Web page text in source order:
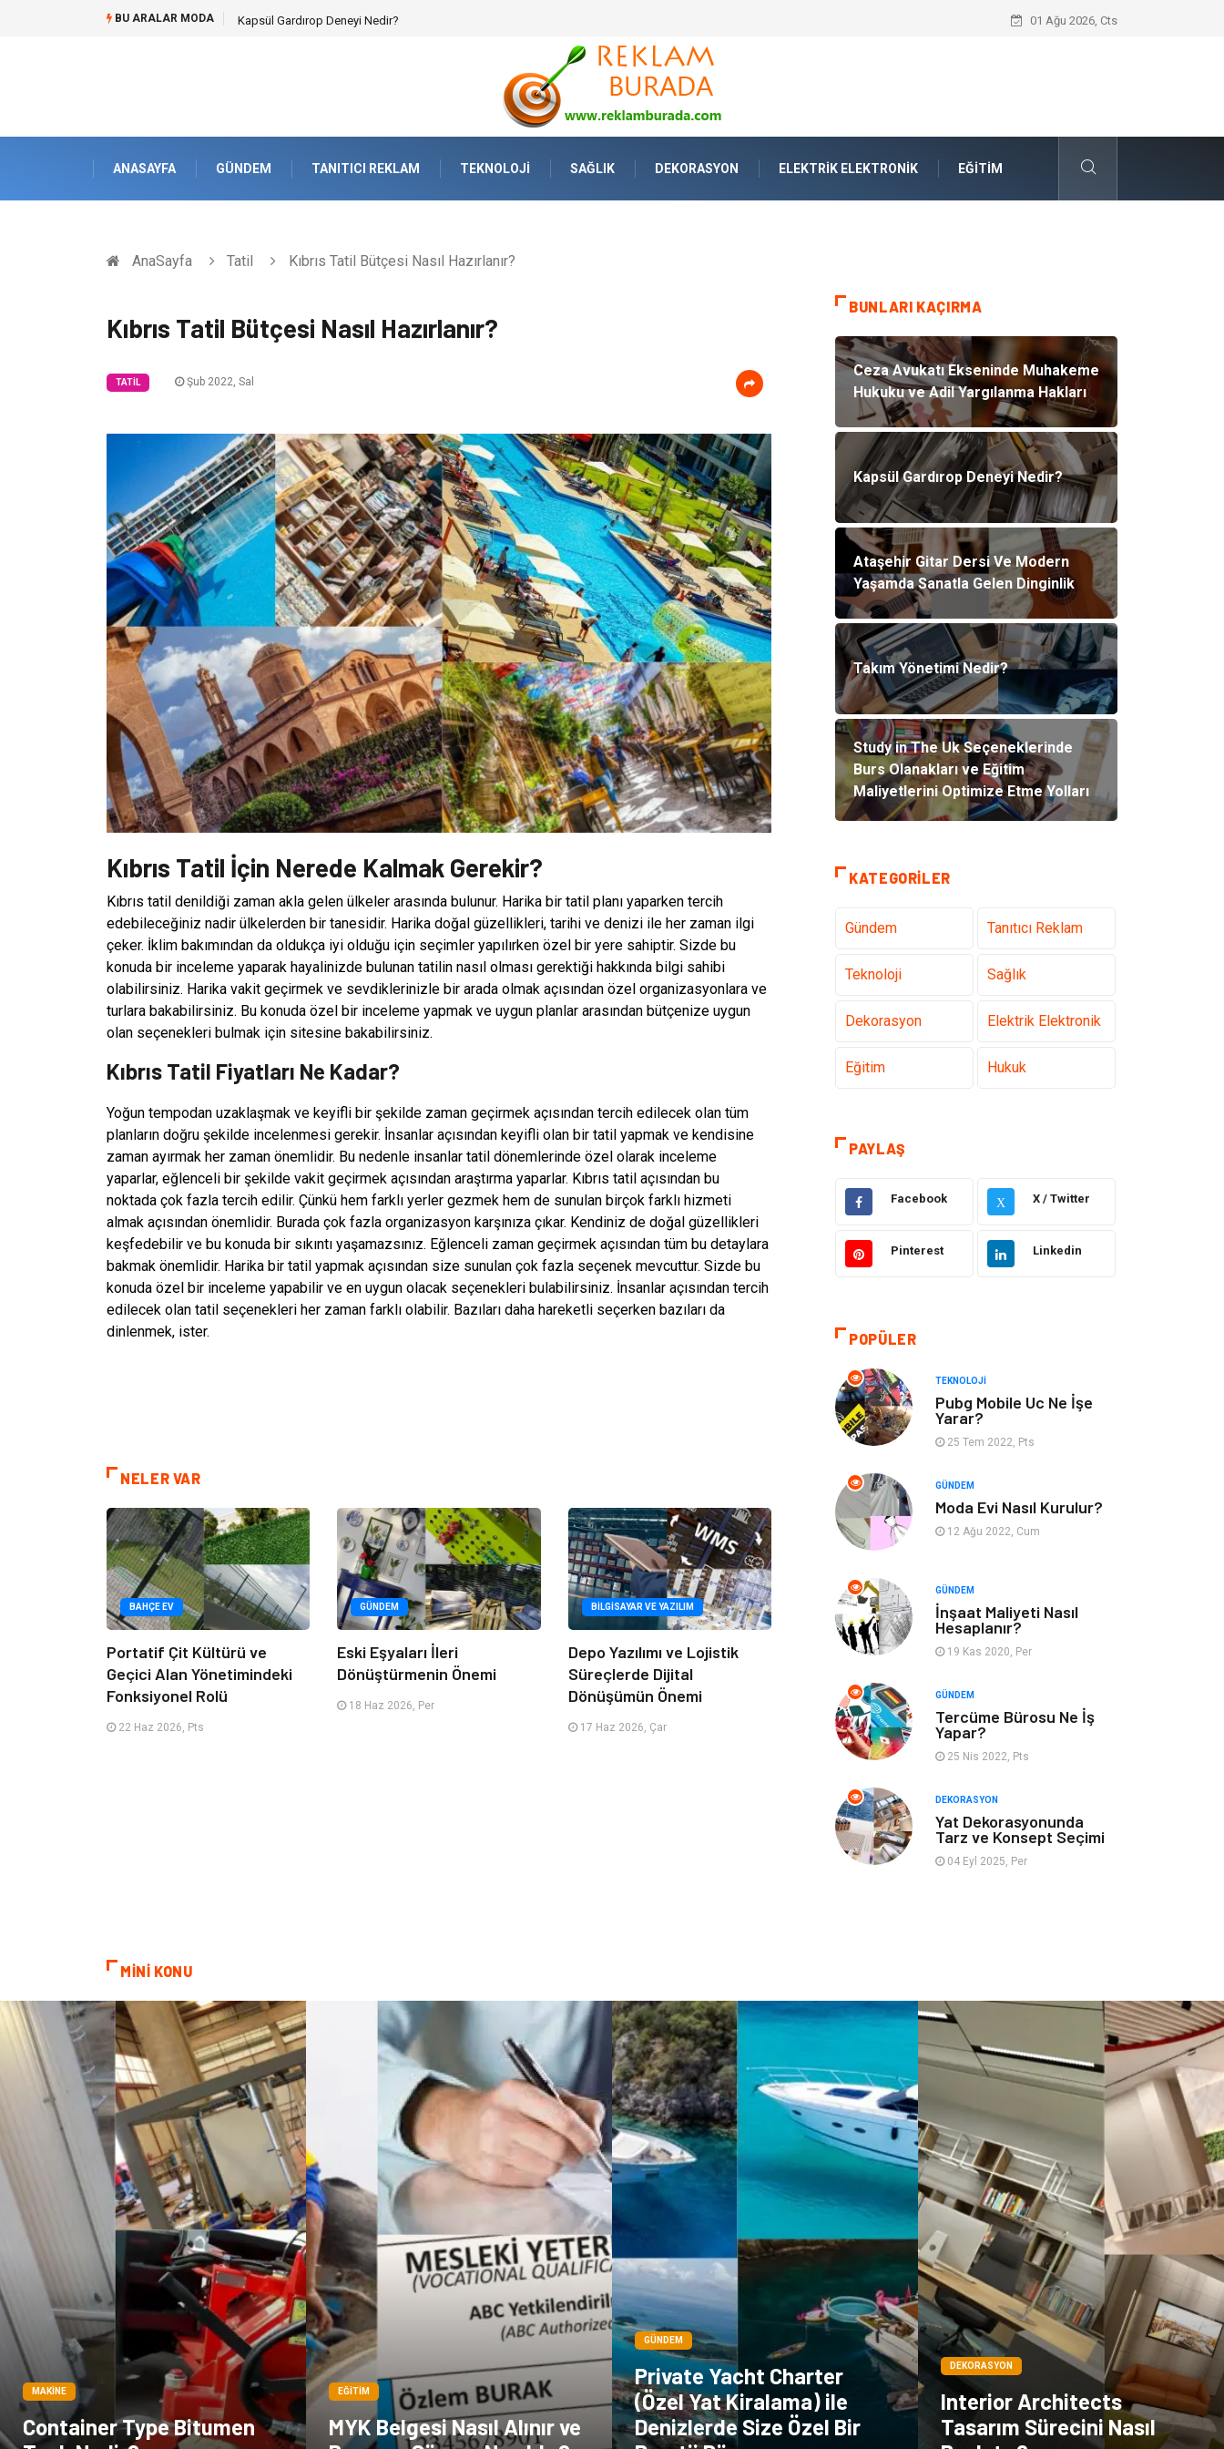
BU ARALAR MODA Ataşehir Gitar Dersi Ve Modern Yaşamda Sanatla Gelen Dinginlik Takım Yönetimi Nedir?
01 Ağu 2026, Cts
ANASAYFA GÜNDEM TANITICI REKLAM TEKNOLOJI SAĞLIK DEKORASYON ELEKTRIK ELEKTRONIK EĞITIM
AnaSayfa Tatil Kıbrıs Tatil Bütçesi Nasıl Hazırlanır?
Kıbrıs Tatil Bütçesi Nasıl Hazırlanır?
TATIL Şub 2022, Sal
Kıbrıs Tatil İçin Nerede Kalmak Gerekir?
Kıbrıs tatil denildiği zaman akla gelen ülkeler arasında bulunur. Harika bir tatil planı yaparken tercih
edebileceğiniz nadir ülkelerden bir tanesidir. Harika doğal güzellikleri, tarihi ve denizi ile her zaman ilgi
çeker. İklim bakımından da oldukça iyi olduğu için seçimler yapılırken özel bir yere sahiptir. Sizde bu
konuda bir inceleme yaparak hayalinizde bulunan tatilin nasıl olması gerektiği hakkında bilgi sahibi
olabilirsiniz. Harika vakit geçirmek ve sevdiklerinizle bir arada olmak açısından özel organizasyonlara ve
turlara bakabilirsiniz. Bu konuda özel bir inceleme yapmak ve uygun planlar arasından bütçenize uygun
olan seçenekleri bulmak için sitesine bakabilirsiniz.
Kıbrıs Tatil Fiyatları Ne Kadar?
Yoğun tempodan uzaklaşmak ve keyifli bir şekilde zaman geçirmek açısından tercih edilecek olan tüm
planların doğru şekilde incelenmesi gerekir. İnsanlar açısından keyifli olan bir tatil yapmak ve kendisine
zaman ayırmak her zaman önemlidir. Bu nedenle insanlar tatil dönemlerinde özel olarak inceleme
yaparlar, eğlenceli bir şekilde vakit geçirmek açısından araştırma yaparlar. Kıbrıs tatil açısından bu
noktada çok fazla tercih edilir. Çünkü hem farklı yerler gezmek hem de sunulan birçok farklı hizmeti
almak açısından önemlidir. Burada çok fazla organizasyon karşınıza çıkar. Kendiniz de doğal güzellikleri
keşfedebilir ve bu konuda bir sıkıntı yaşamazsınız. Eğlenceli zaman geçirmek açısından tüm bu detaylara
bakmak önemlidir. Harika bir tatil yapmak açısından size sunulan çok fazla seçenek mevcuttur. Sizde bu
konuda özel bir inceleme yapabilir ve en uygun olacak seçenekleri bulabilirsiniz. İnsanlar açısından tercih
edilecek olan tatil seçenekleri her zaman farklı olabilir. Bazıları daha hareketli seçerken bazıları da
dinlenmek, ister.
NELER VAR
BAHÇE EV
Portatif Çit Kültürü ve
Geçici Alan Yönetimindeki
Fonksiyonel Rolü
22 Haz 2026, Pts
GÜNDEM
Eski Eşyaları İleri
Dönüştürmenin Önemi
18 Haz 2026, Per
BILGISAYAR VE YAZILIM
Depo Yazılımı ve Lojistik
Süreçlerde Dijital
Dönüşümün Önemi
17 Haz 2026, Çar
BUNLARI KAÇIRMA
Ceza Avukatı Ekseninde Muhakeme
Hukuku ve Adil Yargılanma Hakları
Kapsül Gardırop Deneyi Nedir?
Ataşehir Gitar Dersi Ve Modern
Yaşamda Sanatla Gelen Dinginlik
Takım Yönetimi Nedir?
Study in The Uk Seçeneklerinde
Burs Olanakları ve Eğitim
Maliyetlerini Optimize Etme Yolları
KATEGORILER
Gündem Tanıtıcı Reklam
Teknoloji Sağlık
Dekorasyon Elektrik Elektronik
Eğitim Hukuk
Taşımacılık
Alışveriş
Maden ve Metal
Güzellik & Bakım Tatil
Otomotiv
Aksesuar Eğitim Kurumları
Hizmet
Mobilya Pazarlama
Nakliyat Plastik
Hediyelik Eşya Eğlence
Alüminyum Bilişim
Kültür Sanat
Endüstriyel
Dernekler ve
Birlikler
PAYLAŞ
Facebook X X / Twitter
Pinterest Linkedin
POPÜLER
TEKNOLOJI
Pubg Mobile Uc Ne İşe
Yarar?
25 Tem 2022, Pts
GÜNDEM
Moda Evi Nasıl Kurulur?
12 Ağu 2022, Cum
GÜNDEM
İnşaat Maliyeti Nasıl
Hesaplanır?
19 Kas 2020, Per
GÜNDEM
Tercüme Bürosu Ne İş
Yapar?
25 Nis 2022, Pts
DEKORASYON
Yat Dekorasyonunda
Tarz ve Konsept Seçimi
04 Eyl 2025, Per
MİNİ KONU
MAKINE
Container Type Bitumen
EĞITIM
MYK Belgesi Nasıl Alınır ve
GÜNDEM
Private Yacht Charter
(Özel Yat Kiralama) ile
Denizlerde Size Özel Bir
DEKORASYON
Interior Architects
Tasarım Sürecini Nasıl